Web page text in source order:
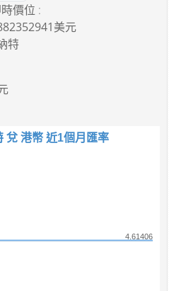
價位 :
美元
特
兌 港幣 近1個月匯率
4.61406